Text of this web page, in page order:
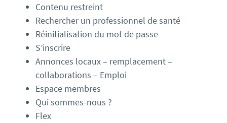
Contenu restreint
Rechercher un professionnel de santé
Réinitialisation du mot de passe
S’inscrire
Annonces locaux – remplacement –
collaborations – Emploi
Espace membres
Qui sommes-nous ?
Flex